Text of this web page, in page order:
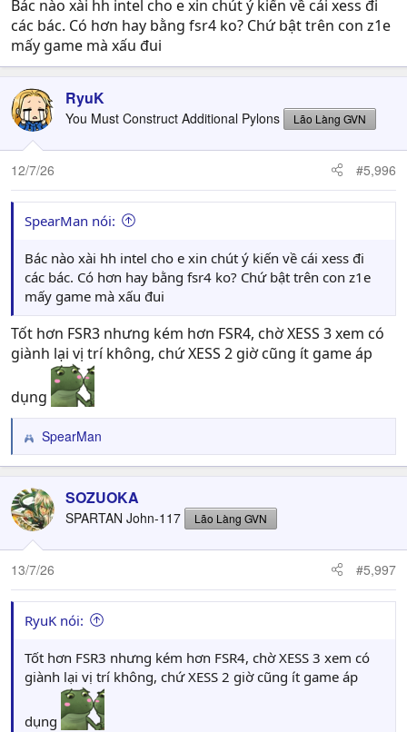
Bác nào xài hh intel cho e xin chút ý kiến về cái xess đi
các bác. Có hơn hay bằng fsr4 ko? Chứ bật trên con z1e
mấy game mà xấu đui
RyuK
You Must Construct Additional Pylons Lão Làng GVN
12/7/26 #5,996
SpearMan nói:
Bác nào xài hh intel cho e xin chút ý kiến về cái xess đi
các bác. Có hơn hay bằng fsr4 ko? Chứ bật trên con z1e
mấy game mà xấu đui
Tốt hơn FSR3 nhưng kém hơn FSR4, chờ XESS 3 xem có
giành lại vị trí không, chứ XESS 2 giờ cũng ít game áp
dụng
R
e
c
t
i
o
n
s
:
SpearMan
SOZUOKA
SPARTAN John-117 Lão Làng GVN
13/7/26 #5,997
RyuK nói:
Tốt hơn FSR3 nhưng kém hơn FSR4, chờ XESS 3 xem có
giành lại vị trí không, chứ XESS 2 giờ cũng ít game áp
dụng